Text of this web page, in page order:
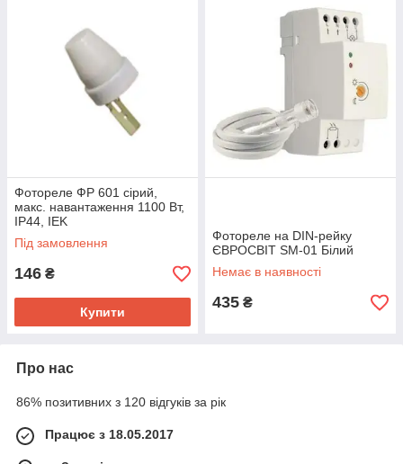
Фотореле ФР 601 сірий,
макс. навантаження 1100 Вт,
IP44, IEK
Під замовлення
146 ₴
Купити
Фотореле на DIN-рейку
ЄВРОСВІТ SM-01 Білий
Немає в наявності
435 ₴
Про нас
86% позитивних з 120 відгуків за рік
Працює з 18.05.2017